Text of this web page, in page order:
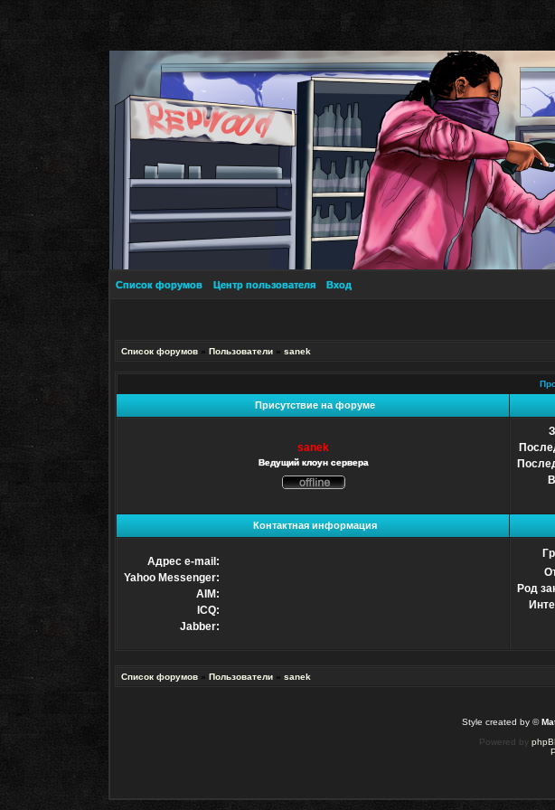
Список форумов Центр пользователя Вход
Список форумов » Пользователи » sanek
Присутствие на форуме
sanek
Ведущий клоун сервера
сети
Контактная информация
Адрес e-mail:
Yahoo Messenger:
AIM:
ICQ:
Jabber:
Род
Список форумов » Пользователи » sanek
Style created by ©
Powered by